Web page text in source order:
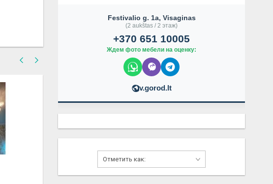
ПЛИТКА
Festivalio g. 1a, Visaginas
(2 aukštas / 2 этаж)
+370 651 10005
Ждем фото мебели на оценку:
v.gorod.lt